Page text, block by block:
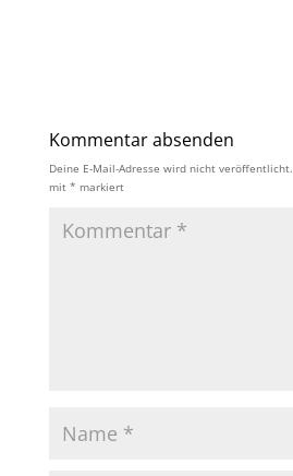
Kommentar absenden
Deine E-Mail-Adresse wird nicht veröffentlicht.
mit * markiert